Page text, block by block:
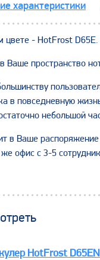
характеристики
цвете - HotFrost D65E.
Ваше пространство
в повседневную
небольшой
в Ваше
офис с 3-5
HotFrost D65EN